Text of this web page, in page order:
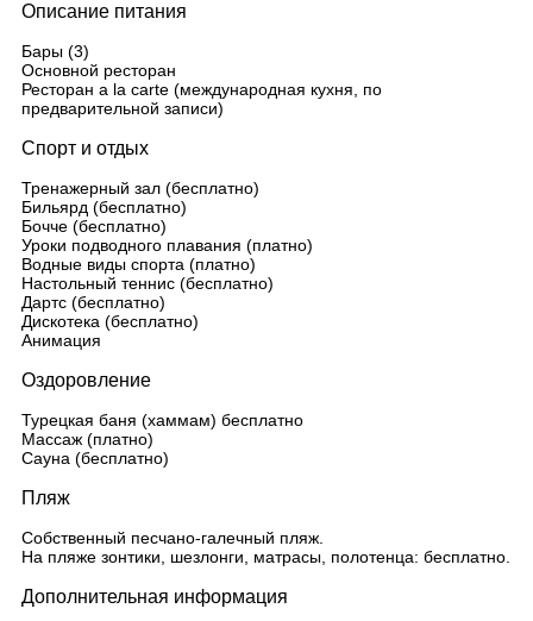
Описание питания
Бары (3)
Основной ресторан
Ресторан a la carte (международная кухня, по
предварительной записи)
Спорт и отдых
Тренажерный зал (бесплатно)
Бильярд (бесплатно)
Бочче (бесплатно)
Уроки подводного плавания (платно)
Водные виды спорта (платно)
Настольный теннис (бесплатно)
Дартс (бесплатно)
Дискотека (бесплатно)
Анимация
Оздоровление
Турецкая баня (хаммам) бесплатно
Массаж (платно)
Сауна (бесплатно)
Пляж
Собственный песчано-галечный пляж.
На пляже зонтики, шезлонги, матрасы, полотенца: бесплатно.
Дополнительная информация